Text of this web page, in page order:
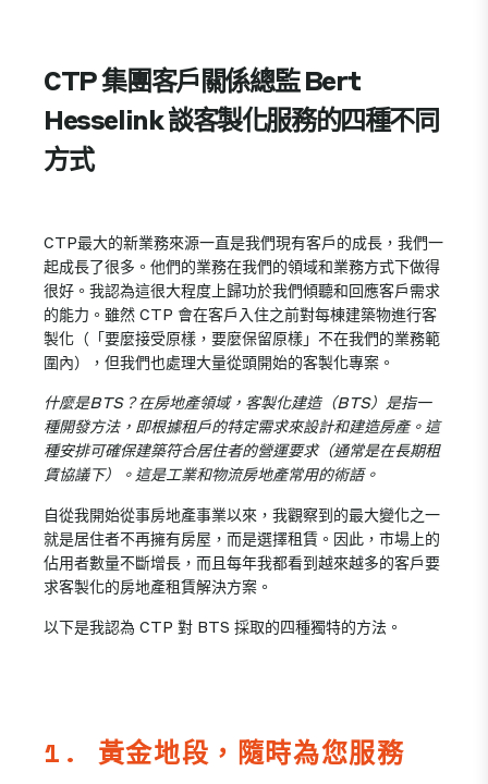
CTP 集團客戶關係總監 Bert
Hesselink 談客製化服務的四種不同
方式
CTP最大的新業務來源一直是我們現有客戶的成長，我們一
起成長了很多。他們的業務在我們的領域和業務方式下做得
很好。我認為這很大程度上歸功於我們傾聽和回應客戶需求
的能力。雖然 CTP 會在客戶入住之前對每棟建築物進行客
製化（「要麼接受原樣，要麼保留原樣」不在我們的業務範
圍內），但我們也處理大量從頭開始的客製化專案。
什麼是BTS？在房地產領域，客製化建造（BTS）是指一
種開發方法，即根據租戶的特定需求來設計和建造房產。這
種安排可確保建築符合居住者的營運要求（通常是在長期租
賃協議下）。這是工業和物流房地產常用的術語。
自從我開始從事房地產事業以來，我觀察到的最大變化之一
就是居住者不再擁有房屋，而是選擇租賃。因此，市場上的
佔用者數量不斷增長，而且每年我都看到越來越多的客戶要
求客製化的房地產租賃解決方案。
以下是我認為 CTP 對 BTS 採取的四種獨特的方法。
1. 黃金地段，隨時為您服務